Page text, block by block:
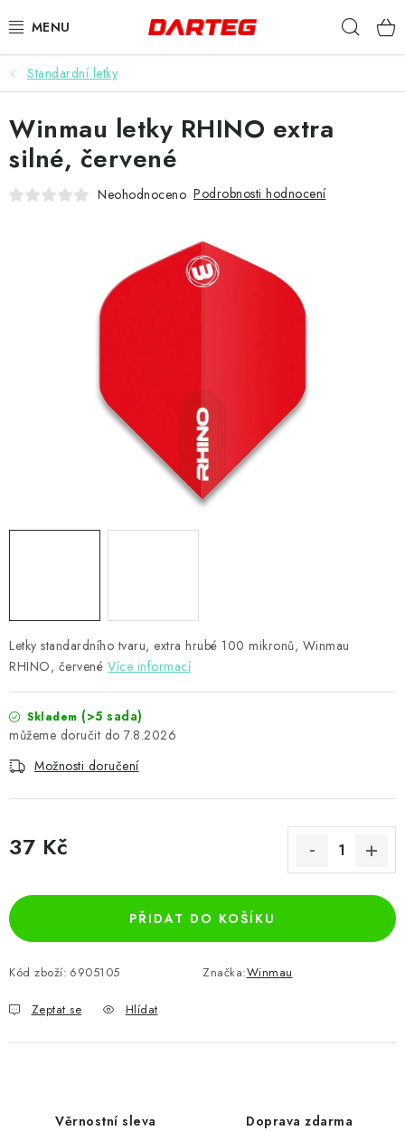
na
ŠIPKY
TERČE
DOPLŇKY K TERČI
PŘÍSLUŠENSTVÍ
Kontakty Hodnocení obchodu
Standardní letky
Letky standardního tvaru, extra hrubé 100 mikronů, Winmau
RHINO, červené Více informací
Skladem (>5 sada)
7.8.2026
Možnosti doručení
37 Kč
PŘIDAT DO KOŠÍKU
Kód zboží: 6905105 Značka:Winmau
Zeptat se Hlídat
Winmau letky RHINO extra
silné, červené
Neohodnoceno Podrobnosti hodnocení
Věrnostní sleva Doprava zdarma